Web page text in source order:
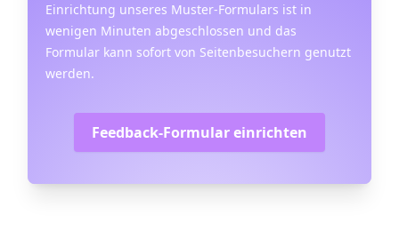
Einrichtung unseres Muster-Formulars ist in
wenigen Minuten abgeschlossen und das
Formular kann sofort von Seitenbesuchern genutzt
werden.
Feedback-Formular einrichten